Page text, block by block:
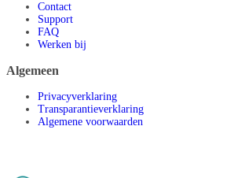
Contact
Support
FAQ
Werken bij
Algemeen
Privacyverklaring
Transparantieverklaring
Algemene voorwaarden